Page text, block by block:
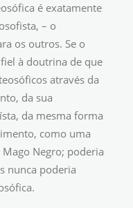
é exatamente
– o
os outros. Se o
à doutrina de que
através da
da sua
da mesma forma
como uma
Negro; poderia
nunca poderia